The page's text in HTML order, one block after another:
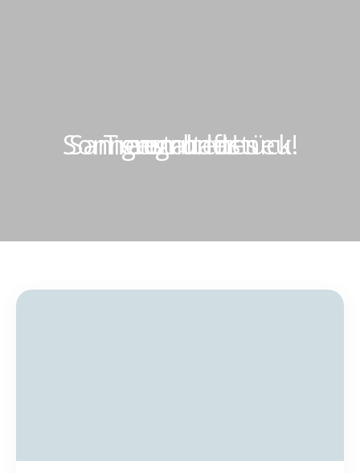
Traumhaftes Sonnengrundstück! Sanieren oder neu gestalten!